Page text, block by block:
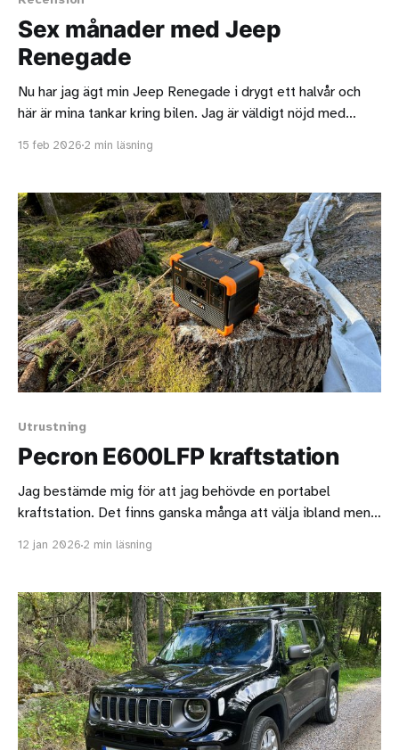
Sex månader med Jeep
Renegade
Nu har jag ägt min Jeep Renegade i drygt ett halvår och
här är mina tankar kring bilen. Jag är väldigt nöjd med
från Bosch (Thansen) samt en plastsköld under motorn.
15 feb 2026 2 min läsning
Utrustning
Pecron E600LFP kraftstation
Jag bestämde mig för att jag behövde en portabel
kraftstation. Det finns ganska många att välja ibland men
instegsmodell men jag bedömde att den skulle duga åt
https://eu.pecron.com för ungefär 300 euro
12 jan 2026 2 min läsning